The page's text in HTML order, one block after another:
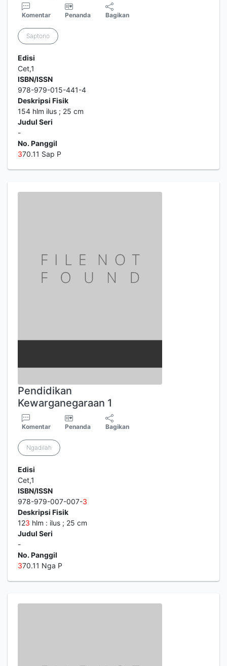
Komentar Penanda Bagikan
Saptono
Edisi
Cet,1
ISBN/ISSN
978-979-015-441-4
Deskripsi Fisik
154 hlm ilus ; 25 cm
Judul Seri
-
No. Panggil
370.11 Sap P
Pendidikan
Kewarganegaraan 1
Komentar Penanda Bagikan
Ngadilah
Edisi
Cet,1
ISBN/ISSN
978-979-007-007-3
Deskripsi Fisik
123 hlm : ilus ; 25 cm
Judul Seri
-
No. Panggil
370.11 Nga P